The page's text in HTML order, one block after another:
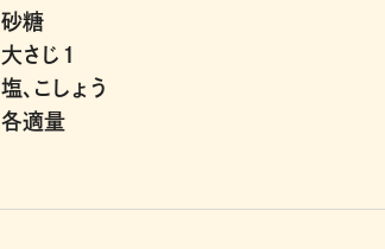
砂糖
大さじ1
塩、こしょう
各適量